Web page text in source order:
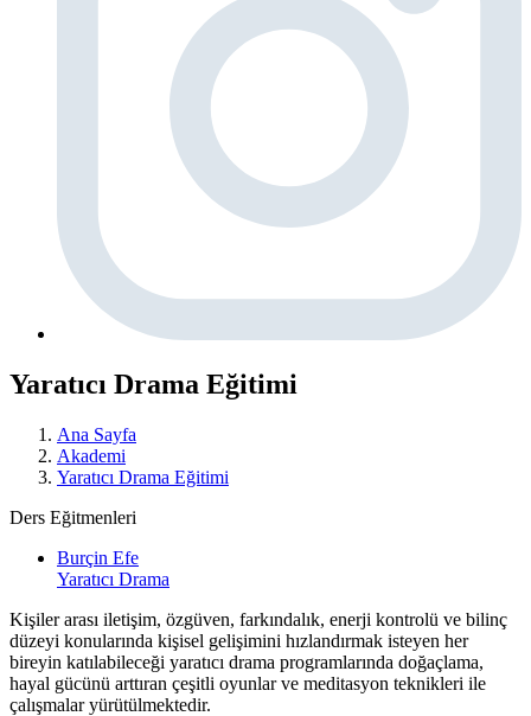
Yaratıcı Drama Eğitimi
Ana Sayfa
Akademi
Yaratıcı Drama Eğitimi
Ders Eğitmenleri
Burçin Efe
Yaratıcı Drama
Kişiler arası iletişim, özgüven, farkındalık, enerji kontrolü ve bilinç
düzeyi konularında kişisel gelişimini hızlandırmak isteyen her
bireyin katılabileceği yaratıcı drama programlarında doğaçlama,
hayal gücünü arttıran çeşitli oyunlar ve meditasyon teknikleri ile
çalışmalar yürütülmektedir.